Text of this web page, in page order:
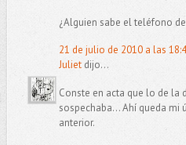
¿Alguien sabe el teléfono
21 de julio de 2010 a las
Julietdijo...
Conste en acta que lo de la
sospechaba... Ahí queda
anterior.